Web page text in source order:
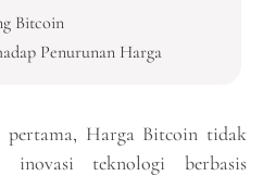
Bitcoin
Penurunan Harga
pertama, Harga Bitcoin tidak
inovasi teknologi berbasis